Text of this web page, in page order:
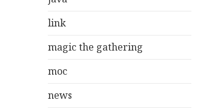
link
magic the gathering
moc
news